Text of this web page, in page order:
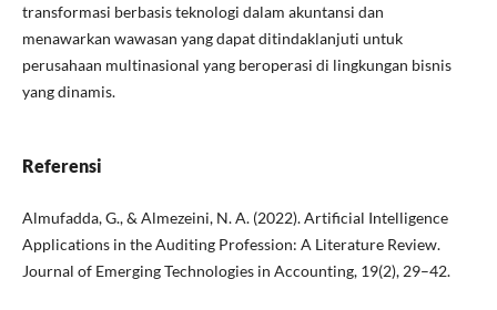
transformasi berbasis teknologi dalam akuntansi dan
menawarkan wawasan yang dapat ditindaklanjuti untuk
perusahaan multinasional yang beroperasi di lingkungan bisnis
yang dinamis.
Referensi
Almufadda, G., & Almezeini, N. A. (2022). Artificial Intelligence
Applications in the Auditing Profession: A Literature Review.
Journal of Emerging Technologies in Accounting, 19(2), 29–42.